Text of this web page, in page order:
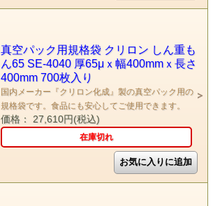
真空パック用規格袋 クリロン しん重も
ん65 SE-4040 厚65μｘ幅400mmｘ長さ
400mm 700枚入り
国内メーカー『クリロン化成』製の真空パック用の
規格袋です。食品にも安心してご使用できます。
価格： 27,610円(税込)
在庫切れ